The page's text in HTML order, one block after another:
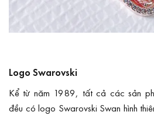
Logo Swarovski
Kể từ năm 1989, tất cả các sản
đều có logo Swarovski Swan hình